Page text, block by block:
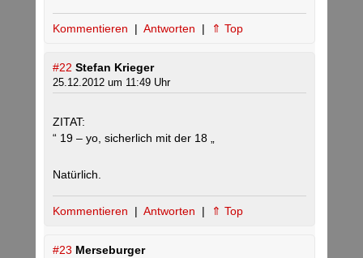
Kommentieren | Antworten | ⇑ Top
#22 Stefan Krieger
25.12.2012 um 11:49 Uhr
ZITAT:
“ 19 – yo, sicherlich mit der 18 „
Natürlich.
Kommentieren | Antworten | ⇑ Top
#23 Merseburger